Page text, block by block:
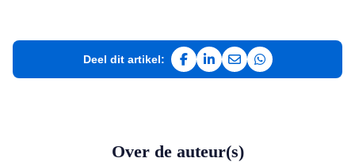
Deel dit artikel:
Deel op Facebook
Deel op LinkedIn
Deel via e-mail
Deel via
Over de auteur(s)